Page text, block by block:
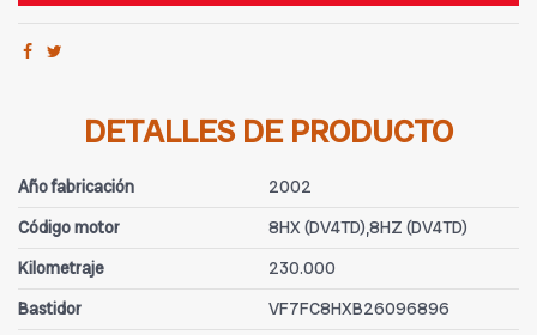
DETALLES DE PRODUCTO
Año fabricación
2002
Código motor
8HX (DV4TD),8HZ (DV4TD)
Kilometraje
230.000
Bastidor
VF7FC8HXB26096896